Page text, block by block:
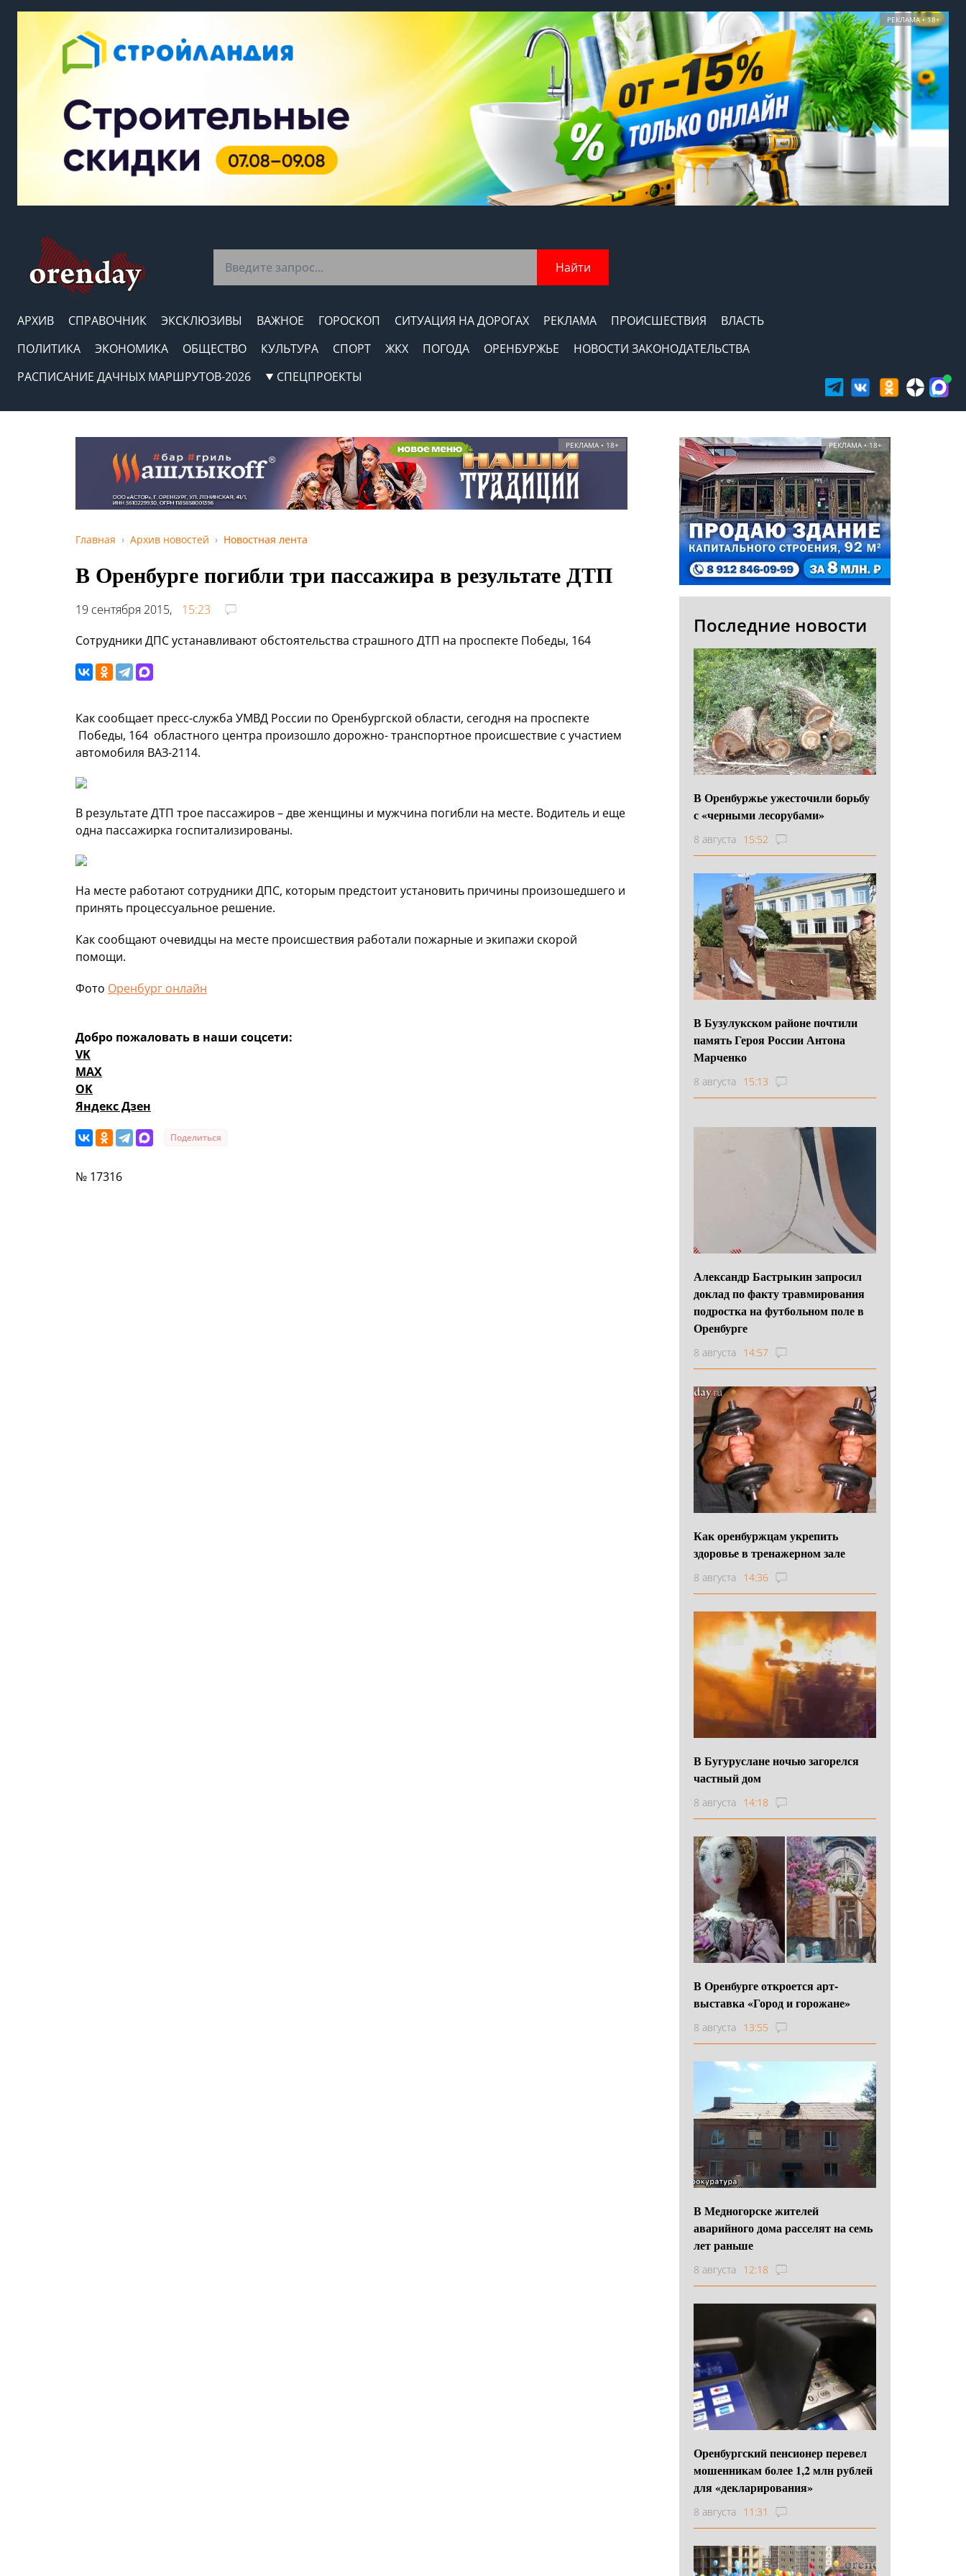
РЕКЛАМА • 18+
Найти
АРХИВ СПРАВОЧНИК ЭКСКЛЮЗИВЫ ВАЖНОЕ ГОРОСКОП СИТУАЦИЯ НА ДОРОГАХ РЕКЛАМА ПРОИСШЕСТВИЯ
ВЛАСТЬ
ПОЛИТИКА
ЭКОНОМИКА ОБЩЕСТВО КУЛЬТУРА СПОРТ ЖКХ ПОГОДА ОРЕНБУРЖЬЕ
НОВОСТИ ЗАКОНОДАТЕЛЬСТВА
РАСПИСАНИЕ ДАЧНЫХ МАРШРУТОВ-2026
СПЕЦПРОЕКТЫ
РЕКЛАМА • 18+
Главная Архив новостей Новостная лента
В Оренбурге погибли три пассажира в результате ДТП
19 сентября 2015,
15:23
Сотрудники ДПС устанавливают обстоятельства страшного ДТП на проспекте Победы, 164
Как сообщает пресс-служба УМВД России по Оренбургской области, сегодня на проспекте
Победы, 164 областного центра произошло дорожно- транспортное происшествие с участием
автомобиля ВАЗ-2114.
В результате ДТП трое пассажиров – две женщины и мужчина погибли на месте. Водитель и еще
одна пассажирка госпитализированы.
На месте работают сотрудники ДПС, которым предстоит установить причины произошедшего и
принять процессуальное решение.
Как сообщают очевидцы на месте происшествия работали пожарные и экипажи скорой
помощи.
Фото Оренбург онлайн
Добро пожаловать в наши соцсети:
VK
MAX
OK
Яндекс Дзен
Поделиться
№ 17316
РЕКЛАМА • 18+
Последние новости
В Оренбуржье ужесточили борьбу
с «черными лесорубами»
8 августа 15:52
В Бузулукском районе почтили
память Героя России Антона
Марченко
8 августа 15:13
Александр Бастрыкин запросил
доклад по факту травмирования
подростка на футбольном поле в
Оренбурге
8 августа 14:57
Как оренбуржцам укрепить
здоровье в тренажерном зале
8 августа 14:36
В Бугуруслане ночью загорелся
частный дом
8 августа 14:18
В Оренбурге откроется арт-
выставка «Город и горожане»
8 августа 13:55
В Медногорске жителей
аварийного дома расселят на семь
лет раньше
8 августа 12:18
Оренбургский пенсионер перевел
мошенникам более 1,2 млн рублей
для «декларирования»
8 августа 11:31